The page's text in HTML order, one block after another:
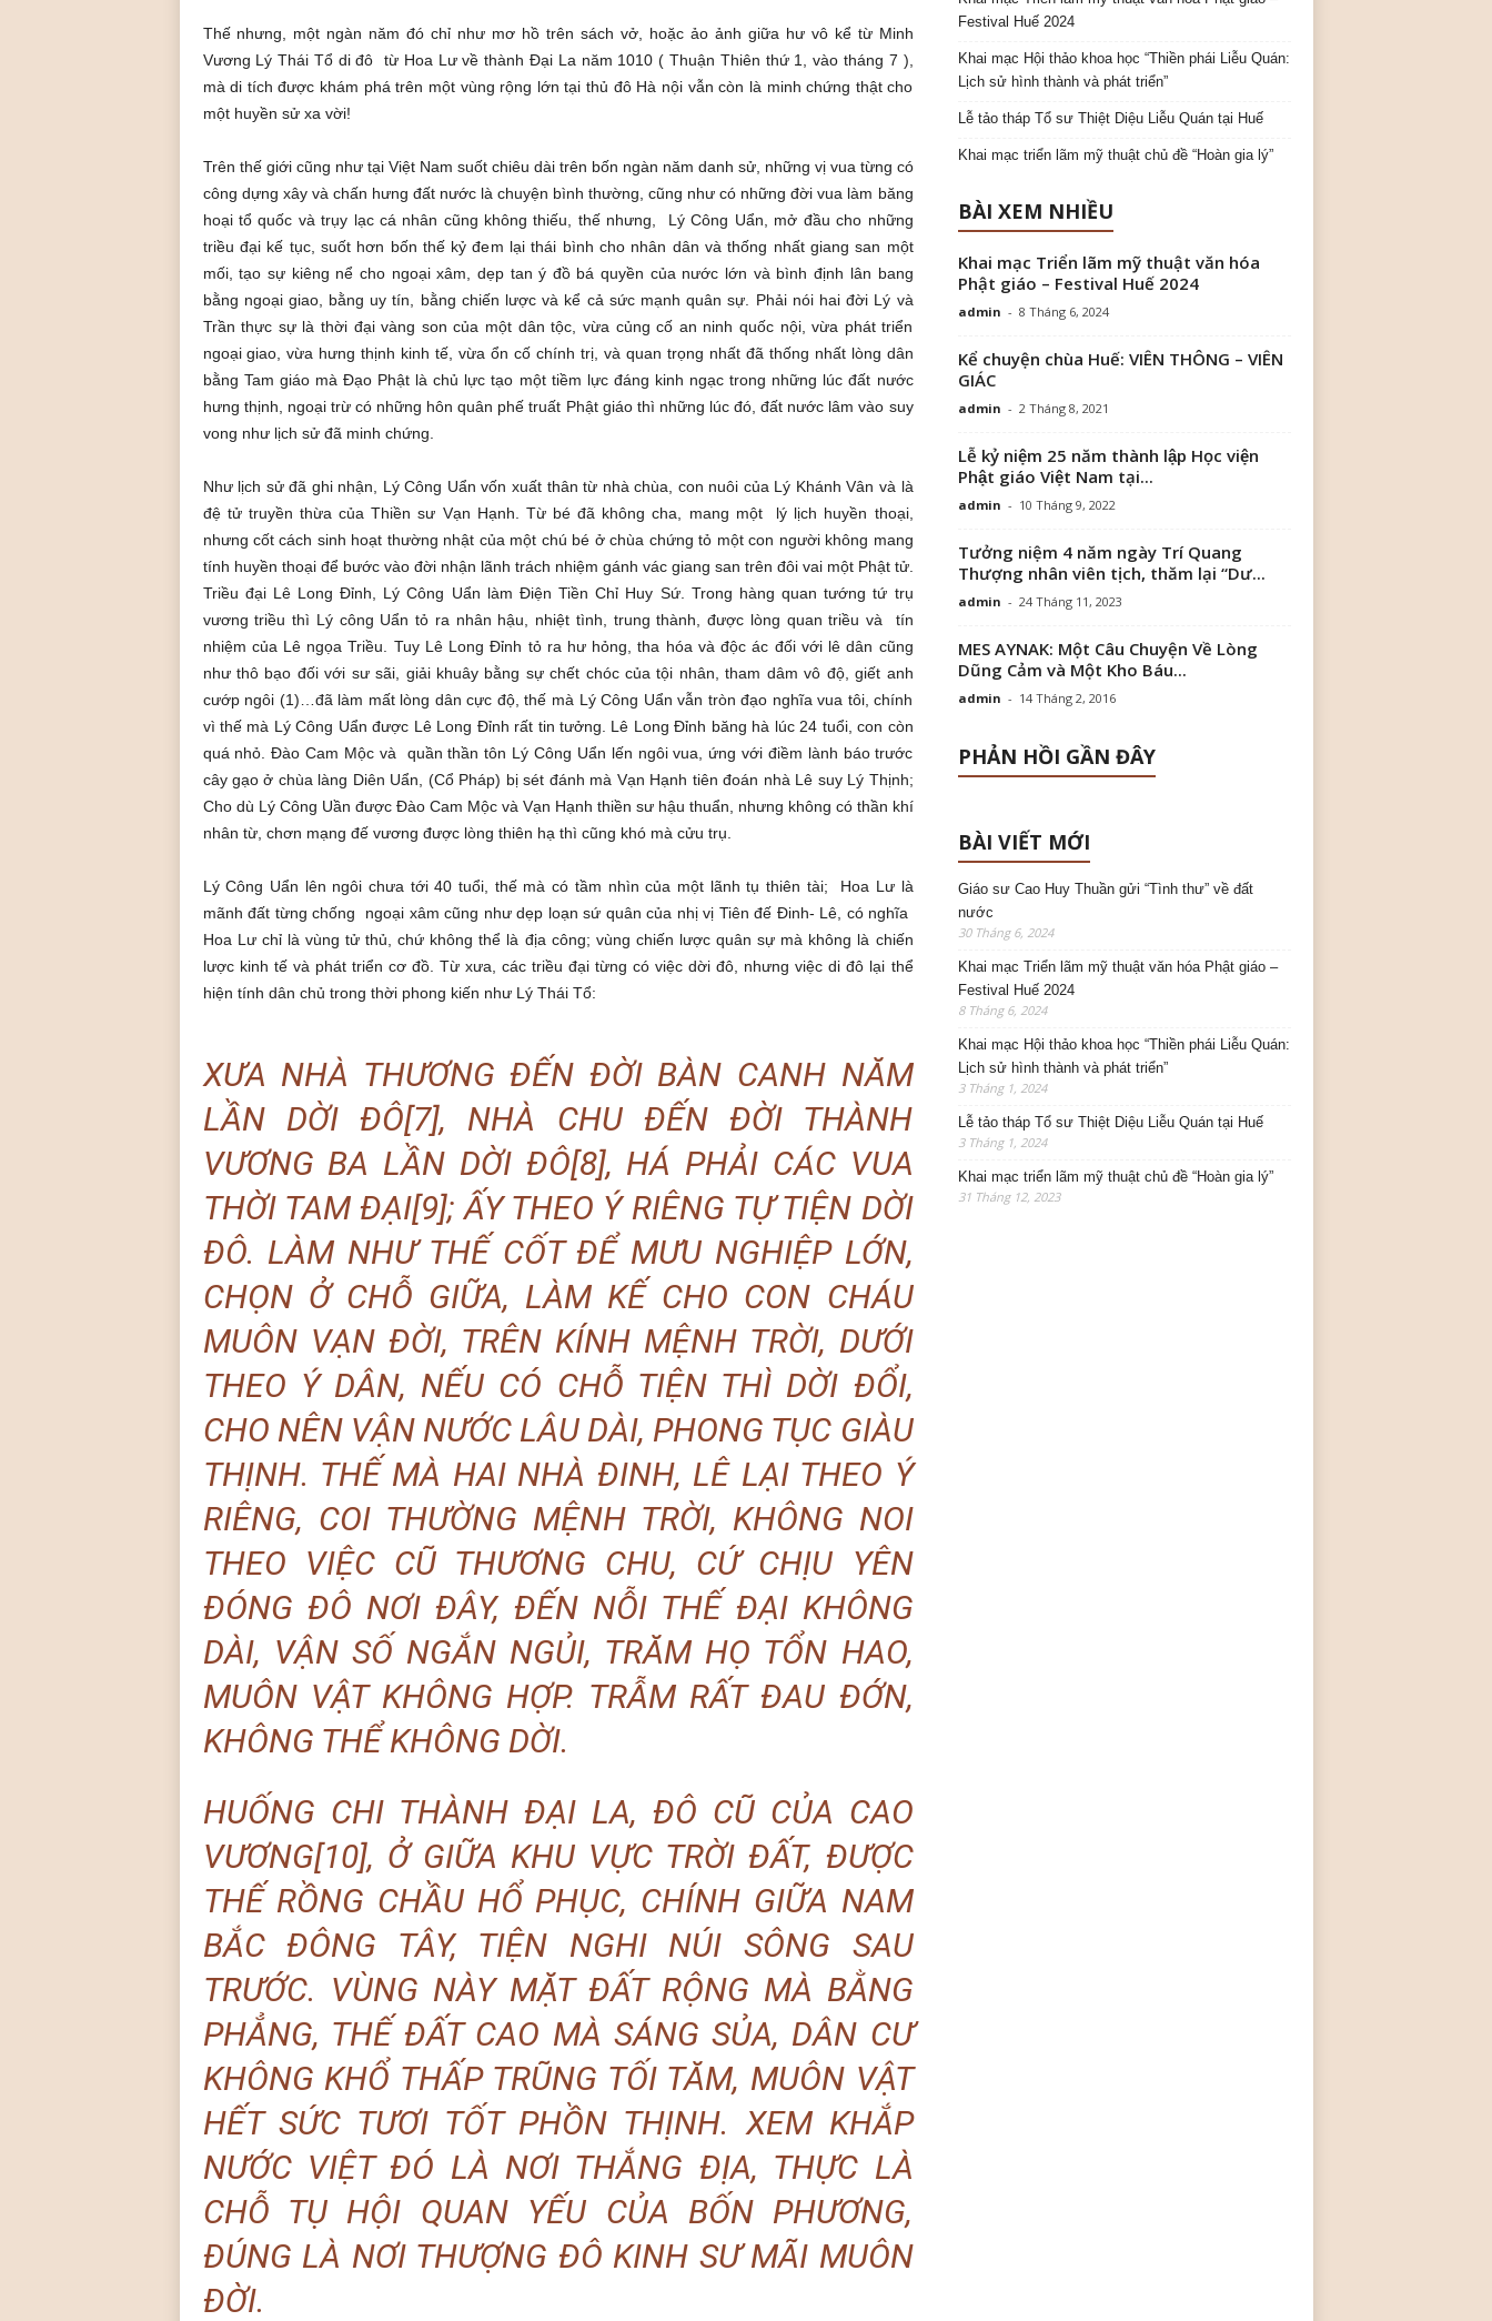
Thế nhưng, một ngàn năm đó chỉ như mơ hồ trên sách vở, hoặc ảo ảnh giữa hư vô kể từ Minh
Vương Lý Thái Tổ di đô từ Hoa Lư về thành Đại La năm 1010 ( Thuận Thiên thứ 1, vào tháng 7 ),
mà di tích được khám phá trên một vùng rộng lớn tại thủ đô Hà nội vẫn còn là minh chứng thật cho
một huyền sử xa vời!
Trên thế giới cũng như tại Việt Nam suốt chiêu dài trên bốn ngàn năm danh sử, những vị vua từng có
công dựng xây và chấn hưng đất nước là chuyện bình thường, cũng như có những đời vua làm băng
hoại tổ quốc và trụy lạc cá nhân cũng không thiếu, thế nhưng, Lý Công Uẩn, mở đầu cho những
triều đại kế tục, suốt hơn bốn thế kỷ đem lại thái bình cho nhân dân và thống nhất giang san một
mối, tạo sự kiêng nể cho ngoại xâm, dẹp tan ý đồ bá quyền của nước lớn và bình định lân bang
bằng ngoại giao, bằng uy tín, bằng chiến lược và kể cả sức mạnh quân sự. Phải nói hai đời Lý và
Trần thực sự là thời đại vàng son của một dân tộc, vừa củng cố an ninh quốc nội, vừa phát triển
ngoại giao, vừa hưng thịnh kinh tế, vừa ổn cố chính trị, và quan trọng nhất đã thống nhất lòng dân
bằng Tam giáo mà Đạo Phật là chủ lực tạo một tiềm lực đáng kinh ngạc trong những lúc đất nước
hưng thịnh, ngoại trừ có những hôn quân phế truất Phật giáo thì những lúc đó, đất nước lâm vào suy
vong như lịch sử đã minh chứng.
Như lịch sử đã ghi nhận, Lý Công Uẩn vốn xuất thân từ nhà chùa, con nuôi của Lý Khánh Vân và là
đệ tử truyền thừa của Thiền sư Vạn Hạnh. Từ bé đã không cha, mang một lý lịch huyền thoại,
nhưng cốt cách sinh hoạt thường nhật của một chú bé ở chùa chứng tỏ một con người không mang
tính huyền thoại để bước vào đời nhận lãnh trách nhiệm gánh vác giang san trên đôi vai một Phật tử.
Triều đại Lê Long Đỉnh, Lý Công Uẩn làm Điện Tiền Chỉ Huy Sứ. Trong hàng quan tướng tứ trụ
vương triều thì Lý công Uẩn tỏ ra nhân hậu, nhiệt tình, trung thành, được lòng quan triều và tín
nhiệm của Lê ngọa Triều. Tuy Lê Long Đỉnh tỏ ra hư hỏng, tha hóa và độc ác đối với lê dân cũng
như thô bạo đối với sư sãi, giải khuây bằng sự chết chóc của tội nhân, tham dâm vô độ, giết anh
cướp ngôi (1)…đã làm mất lòng dân cực độ, thế mà Lý Công Uẩn vẫn tròn đạo nghĩa vua tôi, chính
vì thế mà Lý Công Uẩn được Lê Long Đỉnh rất tin tưởng. Lê Long Đỉnh băng hà lúc 24 tuổi, con còn
quá nhỏ. Đào Cam Mộc và quần thần tôn Lý Công Uẩn lến ngôi vua, ứng với điềm lành báo trước
cây gạo ở chùa làng Diên Uẩn, (Cổ Pháp) bị sét đánh mà Vạn Hạnh tiên đoán nhà Lê suy Lý Thịnh;
Cho dù Lý Công Uần được Đào Cam Mộc và Vạn Hạnh thiền sư hậu thuẩn, nhưng không có thần khí
nhân từ, chơn mạng đế vương được lòng thiên hạ thì cũng khó mà cửu trụ.
Lý Công Uẩn lên ngôi chưa tới 40 tuổi, thế mà có tầm nhìn của một lãnh tụ thiên tài; Hoa Lư là
mãnh đất từng chống ngoại xâm cũng như dẹp loạn sứ quân của nhị vị Tiên đế Đinh- Lê, có nghĩa
Hoa Lư chỉ là vùng tử thủ, chứ không thể là địa công; vùng chiến lược quân sự mà không là chiến
lược kinh tế và phát triển cơ đồ. Từ xưa, các triều đại từng có việc dời đô, nhưng việc di đô lại thể
hiện tính dân chủ trong thời phong kiến như Lý Thái Tổ:
XƯA NHÀ THƯƠNG ĐẾN ĐỜI BÀN CANH NĂM
LẦN DỜI ĐÔ[7], NHÀ CHU ĐẾN ĐỜI THÀNH
VƯƠNG BA LẦN DỜI ĐÔ[8], HÁ PHẢI CÁC VUA
THỜI TAM ĐẠI[9]; ẤY THEO Ý RIÊNG TỰ TIỆN DỜI
ĐÔ. LÀM NHƯ THẾ CỐT ĐỂ MƯU NGHIỆP LỚN,
CHỌN Ở CHỖ GIỮA, LÀM KẾ CHO CON CHÁU
MUÔN VẠN ĐỜI, TRÊN KÍNH MỆNH TRỜI, DƯỚI
THEO Ý DÂN, NẾU CÓ CHỖ TIỆN THÌ DỜI ĐỔI,
CHO NÊN VẬN NƯỚC LÂU DÀI, PHONG TỤC GIÀU
THỊNH. THẾ MÀ HAI NHÀ ĐINH, LÊ LẠI THEO Ý
RIÊNG, COI THƯỜNG MỆNH TRỜI, KHÔNG NOI
THEO VIỆC CŨ THƯƠNG CHU, CỨ CHỊU YÊN
ĐÓNG ĐÔ NƠI ĐÂY, ĐẾN NỖI THẾ ĐẠI KHÔNG
DÀI, VẬN SỐ NGẮN NGỦI, TRĂM HỌ TỔN HAO,
MUÔN VẬT KHÔNG HỢP. TRẪM RẤT ĐAU ĐỚN,
KHÔNG THỂ KHÔNG DỜI.
HUỐNG CHI THÀNH ĐẠI LA, ĐÔ CŨ CỦA CAO
VƯƠNG[10], Ở GIỮA KHU VỰC TRỜI ĐẤT, ĐƯỢC
THẾ RỒNG CHẦU HỔ PHỤC, CHÍNH GIỮA NAM
BẮC ĐÔNG TÂY, TIỆN NGHI NÚI SÔNG SAU
TRƯỚC. VÙNG NÀY MẶT ĐẤT RỘNG MÀ BẰNG
PHẲNG, THẾ ĐẤT CAO MÀ SÁNG SỦA, DÂN CƯ
KHÔNG KHỔ THẤP TRŨNG TỐI TĂM, MUÔN VẬT
HẾT SỨC TƯƠI TỐT PHỒN THỊNH. XEM KHẮP
NƯỚC VIỆT ĐÓ LÀ NƠI THẮNG ĐỊA, THỰC LÀ
CHỖ TỤ HỘI QUAN YẾU CỦA BỐN PHƯƠNG,
ĐÚNG LÀ NƠI THƯỢNG ĐÔ KINH SƯ MÃI MUÔN
ĐỜI.
Festival Huế 2024
Khai mạc Hội thảo khoa học “Thiền phái Liễu Quán:
Lịch sử hình thành và phát triển”
Lễ tảo tháp Tổ sư Thiệt Diệu Liễu Quán tại Huế
Khai mạc triển lãm mỹ thuật chủ đề “Hoàn gia lý”
BÀI XEM NHIỀU
Khai mạc Triển lãm mỹ thuật văn hóa
Phật giáo – Festival Huế 2024
admin - 8 Tháng 6, 2024
Kể chuyện chùa Huế: VIÊN THÔNG – VIÊN
GIÁC
admin - 2 Tháng 8, 2021
Lễ kỷ niệm 25 năm thành lập Học viện
Phật giáo Việt Nam tại...
admin - 10 Tháng 9, 2022
Tưởng niệm 4 năm ngày Trí Quang
Thượng nhân viên tịch, thăm lại “Dư...
admin - 24 Tháng 11, 2023
MES AYNAK: Một Câu Chuyện Về Lòng
Dũng Cảm và Một Kho Báu...
admin - 14 Tháng 2, 2016
PHẢN HỒI GẦN ĐÂY
BÀI VIẾT MỚI
Giáo sư Cao Huy Thuần gửi “Tình thư” về đất
nước
30 Tháng 6, 2024
Khai mạc Triển lãm mỹ thuật văn hóa Phật giáo –
Festival Huế 2024
8 Tháng 6, 2024
Khai mạc Hội thảo khoa học “Thiền phái Liễu Quán:
Lịch sử hình thành và phát triển”
3 Tháng 1, 2024
Lễ tảo tháp Tổ sư Thiệt Diệu Liễu Quán tại Huế
3 Tháng 1, 2024
Khai mạc triển lãm mỹ thuật chủ đề “Hoàn gia lý”
31 Tháng 12, 2023